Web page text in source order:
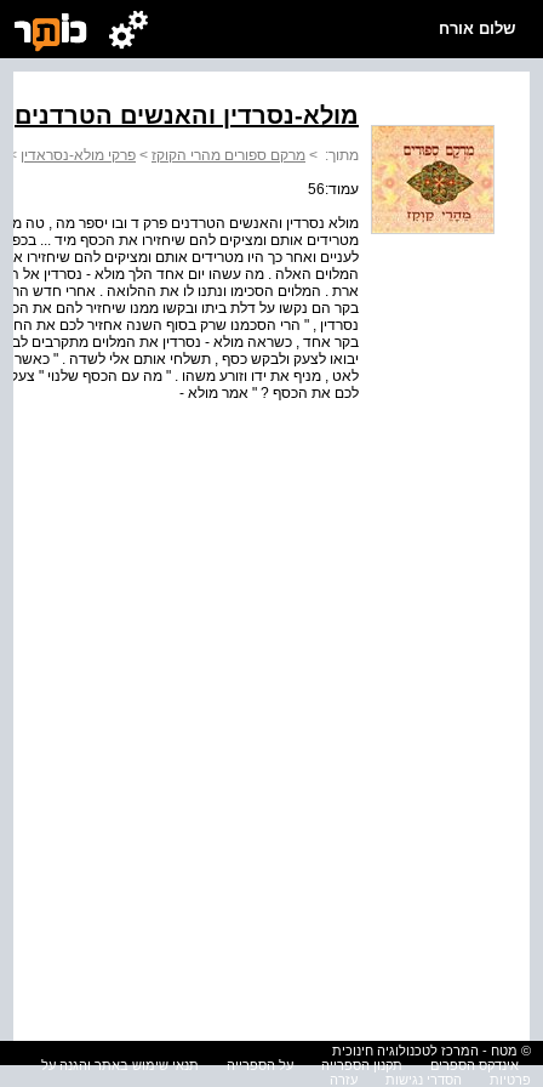
שלום אורח
מולא-נסרדין והאנשים הטרדנים
מתוך: > מרקם ספורים מהרי הקוקז > פרקי מולא-נסראדין >
עמוד:56
מולא נסרדין והאנשים הטרדנים פרק ד ובו יספר מה , טה
מטרידים אותם ומציקים להם שיחזירו את הכסף מיד ...
לעניים ואחר כך היו מטרידים אותם ומציקים להם
המלוים האלה . מה עשהו יום אחד הלך מולא - נסרדין אל
ארת . המלוים הסכימו ונתנו לו את ההלואה . אחרי חדש
בקר הם נקשו על דלת ביתו ובקשו ממנו שיחזיר להם את
נסרדין , " הרי הסכמנו שרק בסוף השנה אחזיר לכם את
בקר אחד , כשראה מולא - נסרדין את המלוים מתקרבים
יבואו לצעק ולבקש כסף , תשלחי אותם אלי לשדה . " כאשר
לאט , מניף את ידו וזורע משהו . " מה עם הכסף שלנוי "
לכם את הכסף ? " אמר מולא -
© מטח - המרכז לטכנולוגיה חינוכית
אינדקס הספרים
תקנון הספרייה על הספרייה
תנאי שימוש באתר והגנה על
פרטיות
הסדרי נגישות עזרה